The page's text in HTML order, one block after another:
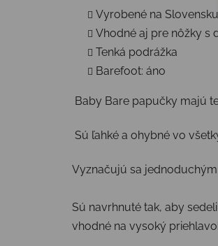
Vyrobené na Slovensku
Vhodné aj pre nôžky s
Tenká podrážka
Barefoot: áno
Baby Bare papučky majú
Sú ľahké a ohybné vo
Vyznačujú sa
Sú navrhnuté tak, aby
vhodné na vysoký